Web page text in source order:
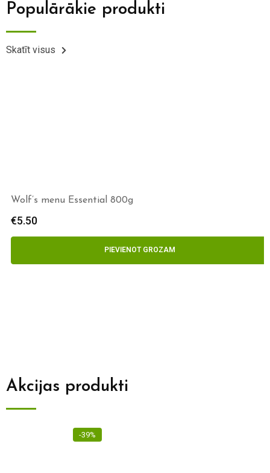
Populārākie produkti
Skatīt visus
Wolf’s menu Essential 800g
€5.50
PIEVIENOT GROZAM
Akcijas produkti